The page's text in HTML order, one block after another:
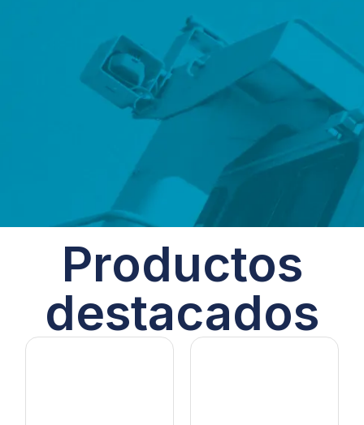
Productos
destacados